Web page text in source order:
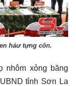
hảư tựng côn.
nhôm xỏng băng
tỉnh Sơn La